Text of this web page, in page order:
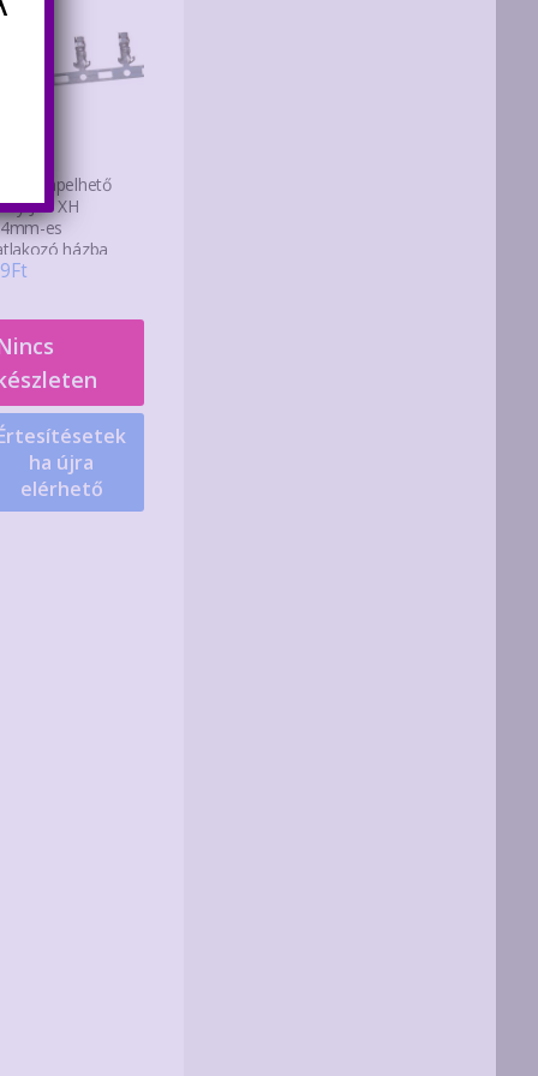
db krimpelhető
JST XH
es
házba
Ft
ha újra
elérhető